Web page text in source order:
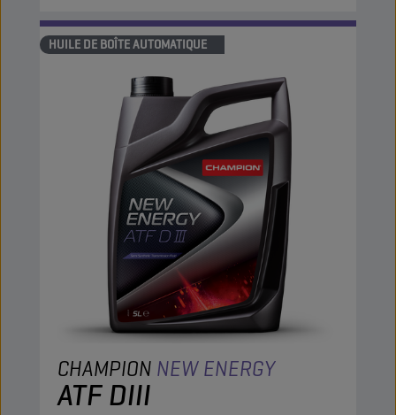
HUILE DE BOÎTE AUTOMATIQUE
CHAMPION NEW ENERGY
ATF DIII